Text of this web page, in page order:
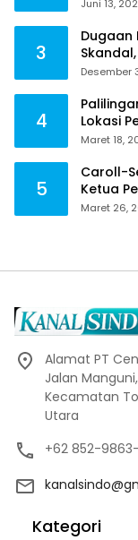
Juni 13,
3
Dugaan
ini
Desember
4
Lokasi
Maret 18,
5
Caroll-
Ketua
Maret 26,
Alamat PT
Jalan
Kecamatan
Utara
+62 852-
Kategori